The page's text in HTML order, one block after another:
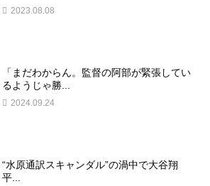
2023.08.08
「まだわからん。監督の阿部が緊張してい
るようじゃ勝...
2024.09.24
“水原通訳スキャンダル”の渦中で大谷翔
平...